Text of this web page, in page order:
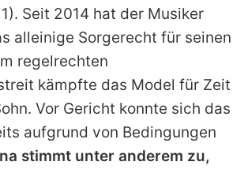
Seit 2014 hat der Musiker
alleinige Sorgerecht für seinen
regelrechten
kämpfte das Model für Zeit
Vor Gericht konnte sich das
aufgrund von Bedingungen
stimmt unter anderem zu,